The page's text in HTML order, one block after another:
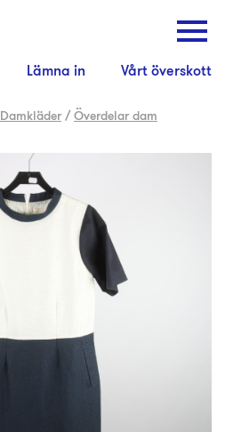
Lämna in Vårt överskott
Damkläder /Överdelar dam